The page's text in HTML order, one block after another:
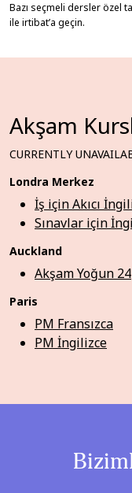
Bazı seçmeli dersler özel
ile irtibat’a geçin.
Akşam
CURRENTLY
Londra Merkez
İş için Akıcı
Sınavlar için
Auckland
Akşam Yoğun 24
Paris
PM Fransızca
PM İngilizce